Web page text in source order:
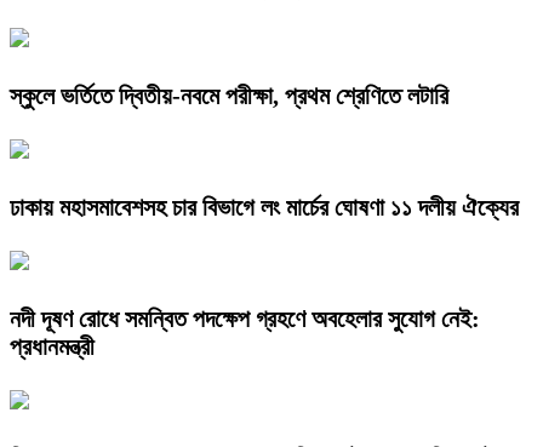
স্কুলে ভর্তিতে দ্বিতীয়-নবমে পরীক্ষা, প্রথম শ্রেণিতে লটারি
ঢাকায় মহাসমাবেশসহ চার বিভাগে লং মার্চের ঘোষণা ১১ দলীয় ঐক্যের
নদী দূষণ রোধে সমন্বিত পদক্ষেপ গ্রহণে অবহেলার সুযোগ নেই:
প্রধানমন্ত্রী